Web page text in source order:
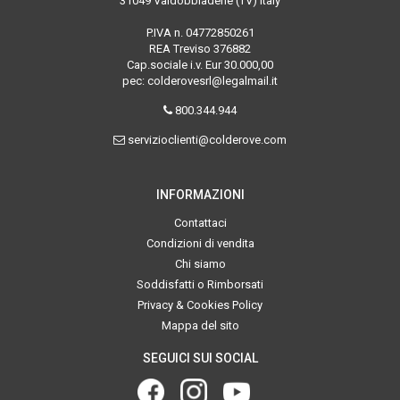
P.IVA n. 04772850261
REA Treviso 376882
Cap.sociale i.v. Eur 30.000,00
pec: colderovesrl@legalmail.it
800.344.944
servizioclienti@colderove.com
INFORMAZIONI
Contattaci
Condizioni di vendita
Chi siamo
Soddisfatti o Rimborsati
Privacy & Cookies Policy
Mappa del sito
SEGUICI SUI SOCIAL